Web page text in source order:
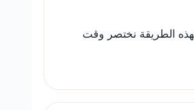
الطريقة نختصر وقت